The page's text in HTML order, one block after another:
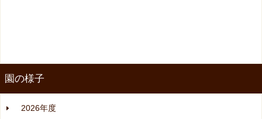
園の様子
2026年度